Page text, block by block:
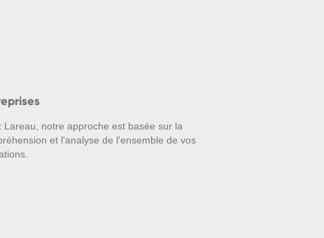
Lareau, notre approche est basée sur la
et l'analyse de l'ensemble de vos